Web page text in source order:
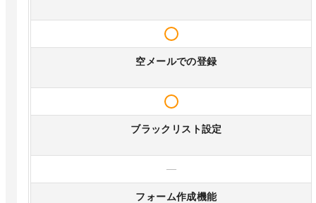
空メールでの登録
ブラックリスト設定
—
フォーム作成機能